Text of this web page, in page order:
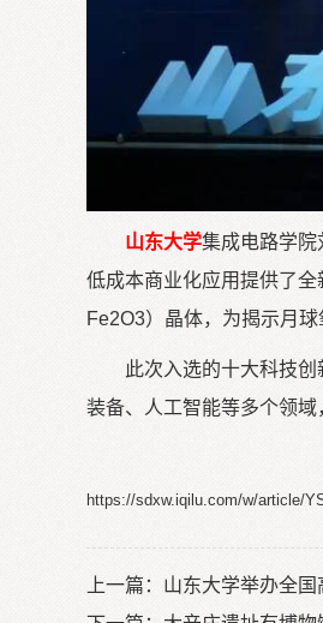
山东大学集成电路学院
低成本商业化应用提供了
Fe2O3）晶体，为揭示月
此次入选的十大科技
装备、人工智能等多个领域
https://sdxw.iqilu.com/w/article/
上一篇： 山东大学举办全